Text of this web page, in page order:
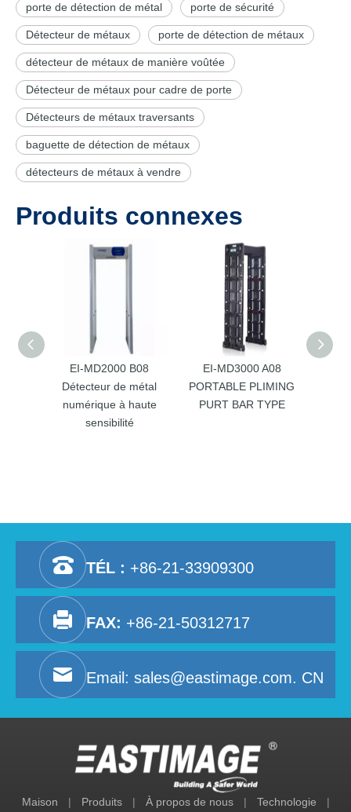
porte de détection de métal porte de sécurité
Détecteur de métaux porte de détection de métaux
détecteur de métaux de manière voûtée
Détecteur de métaux pour cadre de porte
Détecteurs de métaux traversants
baguette de détection de métaux
détecteurs de métaux à vendre
Produits connexes
EI-MD2000 B08
Détecteur de métal
numérique à haute
sensibilité
EI-MD3000 A08
PORTABLE PLIMING
PURT BAR TYPE
TÉL : +86-21-33909300
FAX: +86-21-50312717
Email: sales@eastimage.com. CN
Maison | Produits | À propos de nous | Technologie |